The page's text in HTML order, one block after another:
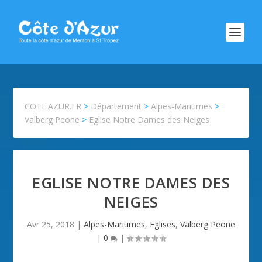
COTE.AZUR.FR > Département >Alpes-Maritimes >
Valberg Peone > Eglise Notre Dames des Neiges
EGLISE NOTRE DAMES DES
NEIGES
Avr 25, 2018 | Alpes-Maritimes, Eglises, Valberg Peone
| 0 |